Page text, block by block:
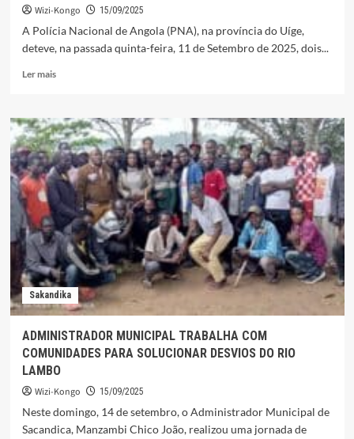
Wizi-Kongo 15/09/2025
A Polícia Nacional de Angola (PNA), na província do Uíge,
deteve, na passada quinta-feira, 11 de Setembro de 2025, dois...
Ler maisLeia
TENTATIVA
DE
SUBORNO
A
AGENTE
DA
PNA
RESULTA
NA
DETENÇÃO
DE
DOIS
CIDADÃOS
Sakandika
ADMINISTRADOR MUNICIPAL TRABALHA COM
COMUNIDADES PARA SOLUCIONAR DESVIOS DO RIO
LAMBO
Wizi-Kongo 15/09/2025
Neste domingo, 14 de setembro, o Administrador Municipal de
Sacandica, Manzambi Chico João, realizou uma jornada de